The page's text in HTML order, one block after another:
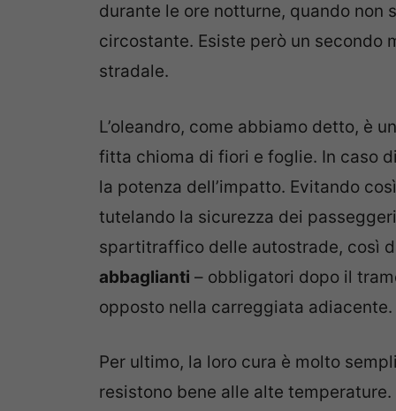
durante le ore notturne, quando non
circostante. Esiste però un secondo
stradale.
L’oleandro, come abbiamo detto, è
fitta chioma di fiori e foglie. In caso
la potenza dell’impatto. Evitando
tutelando la sicurezza dei
spartitraffico delle autostrade, così
abbaglianti – obbligatori dopo il
opposto nella carreggiata adiacente.
Per ultimo, la loro cura è molto
resistono bene alle alte